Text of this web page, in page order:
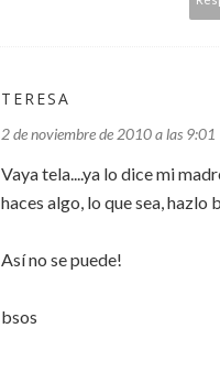
TERESA
2 de noviembre de 2010 a las 9:01
Vaya tela....ya lo dice mi
haces algo, lo que sea, hazlo
Así no se puede!
bsos